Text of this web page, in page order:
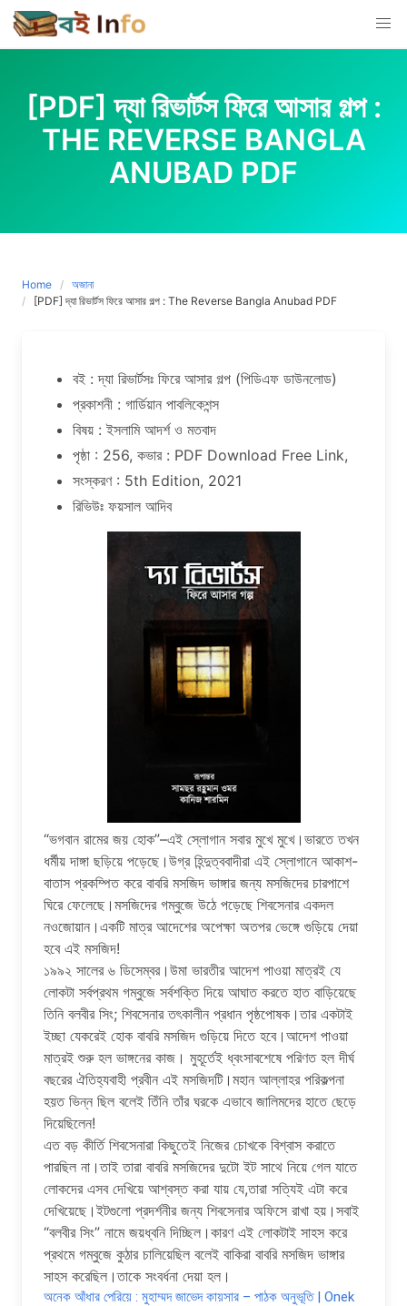
Skip
to
content
[PDF] দ্যা রিভার্টস ফিরে আসার গল্প :
THE REVERSE BANGLA
ANUBAD PDF
Home
অজানা
[PDF] দ্যা রিভার্টস ফিরে আসার গল্প : The Reverse Bangla Anubad PDF
বই : দ্যা রিভার্টসঃ ফিরে আসার গল্প (পিডিএফ ডাউনলোড)
প্রকাশনী : গার্ডিয়ান পাবলিকেশন্স
বিষয় : ইসলামি আদর্শ ও মতবাদ
পৃষ্ঠা : 256, কভার : PDF Download Free Link,
সংস্করণ : 5th Edition, 2021
রিভিউঃ ফয়সাল আদিব
“ভগবান রামের জয় হোক”–এই স্লোগান সবার মুখে মুখে।ভারতে তখন
ধর্মীয় দাঙ্গা ছড়িয়ে পড়েছে।উগ্র হিন্দুত্ববাদীরা এই স্লোগানে আকাশ-
বাতাস প্রকম্পিত করে বাবরি মসজিদ ভাঙ্গার জন্য মসজিদের চারপাশে
ঘিরে ফেলেছে।মসজিদের গম্বুজে উঠে পড়েছে শিবসেনার একদল
নওজোয়ান।একটি মাত্র আদেশের অপেক্ষা অতপর ভেঙ্গে গুড়িয়ে দেয়া
হবে এই মসজিদ!
১৯৯২ সালের ৬ ডিসেম্বর।উমা ভারতীর আদেশ পাওয়া মাত্রই যে
লোকটা সর্বপ্রথম গম্বুজে সর্বশক্তি দিয়ে আঘাত করতে হাত বাড়িয়েছে
তিনি বলবীর সিং; শিবসেনার তৎকালীন প্রধান পৃষ্ঠপোষক।তার একটাই
ইচ্ছা যেকরেই হোক বাবরি মসজিদ গুড়িয়ে দিতে হবে।আদেশ পাওয়া
মাত্রই শুরু হল ভাঙ্গনের কাজ। মুহূর্তেই ধ্বংসাবশেষে পরিণত হল দীর্ঘ
বছরের ঐতিহ্যবাহী প্রবীন এই মসজিদটি।মহান আল্লাহর পরিকল্পনা
হয়ত ভিন্ন ছিল বলেই তিঁনি তাঁর ঘরকে এভাবে জালিমদের হাতে ছেড়ে
দিয়েছিলেন!
এত বড় কীর্তি শিবসেনারা কিছুতেই নিজের চোখকে বিশ্বাস করাতে
পারছিল না।তাই তারা বাবরি মসজিদের দুটো ইট সাথে নিয়ে গেল যাতে
লোকদের এসব দেখিয়ে আশ্বস্ত করা যায় যে,তারা সত্যিই এটা করে
দেখিয়েছে।ইটগুলো প্রদর্শনীর জন্য শিবসেনার অফিসে রাখা হয়।সবাই
“বলবীর সিং” নামে জয়ধ্বনি দিচ্ছিল।কারণ এই লোকটাই সাহস করে
প্রথমে গম্বুজে কুঠার চালিয়েছিল বলেই বাকিরা বাবরি মসজিদ ভাঙ্গার
সাহস করেছিল।তাকে সংবর্ধনা দেয়া হল।
অনেক আঁধার পেরিয়ে : মুহাম্মদ জাভেদ কায়সার – পাঠক অনুভূতি | Onek